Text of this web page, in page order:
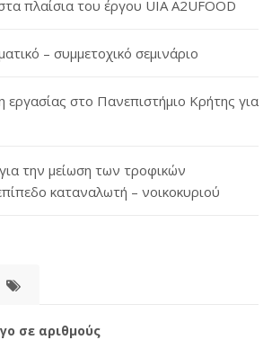
πλαίσια του έργου UIA A2UFOOD
– συμμετοχικό σεμινάριο
εργασίας στο Πανεπιστήμιο Κρήτης για
την μείωση των τροφικών
καταναλωτή – νοικοκυριού
σε αριθμούς